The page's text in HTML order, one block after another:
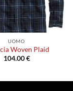
UOMO
Woven Plaid
104.00€